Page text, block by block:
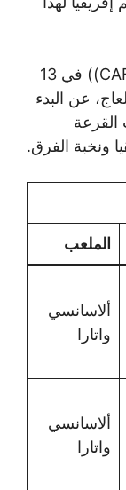
لقد أعلن الاتحاد الافريقي لكرة القدم CAF)) في 13
في ساحل العاج، عن البدء
القرعة
ونخبة الفرق.
الملعب
ألاسانسي
واتارا
ألاسانسي
واتارا